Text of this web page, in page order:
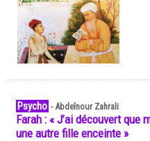
Psycho -Abdelnour Zahrali
Farah : « J’ai découvert que
une autre fille enceinte »